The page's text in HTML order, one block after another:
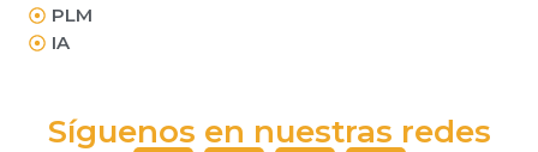
PLM
IA
Síguenos en nuestras redes